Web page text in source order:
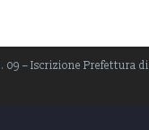
09 – Iscrizione Prefettura